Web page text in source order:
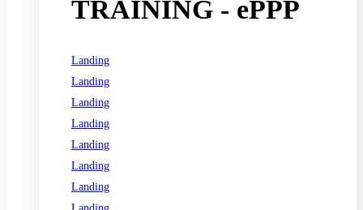
TRAINING - ePPP
Landing
Landing
Landing
Landing
Landing
Landing
Landing